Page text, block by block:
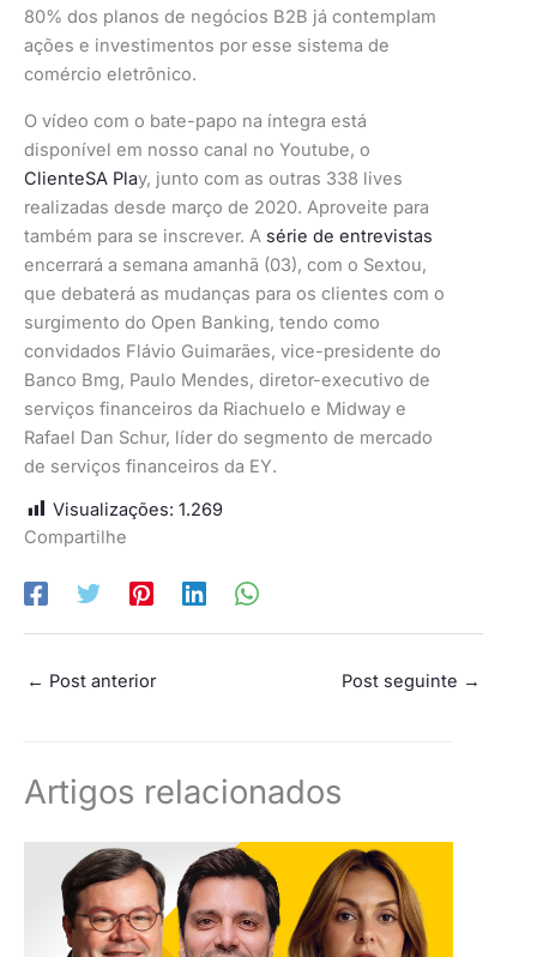
80% dos planos de negócios B2B já contemplam
ações e investimentos por esse sistema de
comércio eletrônico.
O vídeo com o bate-papo na íntegra está
disponível em nosso canal no Youtube, o
ClienteSA Play, junto com as outras 338 lives
realizadas desde março de 2020. Aproveite para
também para se inscrever. A série de entrevistas
encerrará a semana amanhã (03), com o Sextou,
que debaterá as mudanças para os clientes com o
surgimento do Open Banking, tendo como
convidados Flávio Guimarães, vice-presidente do
Banco Bmg, Paulo Mendes, diretor-executivo de
serviços financeiros da Riachuelo e Midway e
Rafael Dan Schur, líder do segmento de mercado
de serviços financeiros da EY.
Visualizações: 1.269
Compartilhe
← Post anterior Post seguinte →
Artigos relacionados